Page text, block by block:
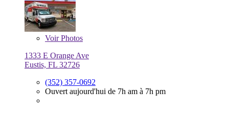
VoirPhotos
1333 E Orange Ave
Eustis, FL 32726
(352) 357-0692
Ouvert aujourd'hui de 7h am à 7h pm